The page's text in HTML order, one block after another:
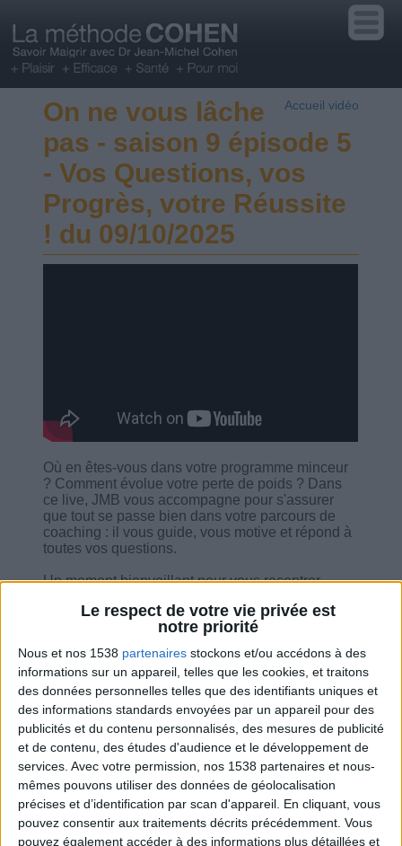
Le respect de votre vie privée est
notre priorité
Nous et nos 1538 partenaires stockons et/ou accédons à des
informations sur un appareil, telles que les cookies, et traitons
des données personnelles telles que des identifiants uniques et
des informations standards envoyées par un appareil pour des
publicités et du contenu personnalisés, des mesures de publicité
et de contenu, des études d'audience et le développement de
services. Avec votre permission, nos 1538 partenaires et nous-
mêmes pouvons utiliser des données de géolocalisation
précises et d’identification par scan d'appareil. En cliquant, vous
pouvez consentir aux traitements décrits précédemment. Vous
pouvez également accéder à des informations plus détaillées et
Accueil vidéo
On ne vous lâche
pas - saison 9 épisode 5
- Vos Questions, vos
Progrès, votre Réussite
! du 09/10/2025
Où en êtes-vous dans votre programme minceur
? Comment évolue votre perte de poids ? Dans
ce live, JMB vous accompagne pour s'assurer
que tout se passe bien dans votre parcours de
coaching : il vous guide, vous motive et répond à
toutes vos questions.
Un moment bienveillant pour vous recentrer,
parce que chaque jour compte !
Combien de kilos souhaitez-vous perdre ?
Moins de
5 kilos
De 5 à 10
kilos
Plus de
10 kilos